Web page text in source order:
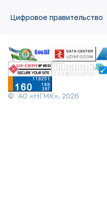
Цифровое правительство
© АО «НГМК», 2026